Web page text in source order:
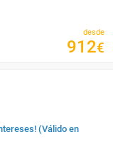
desde
912€
(Válido en